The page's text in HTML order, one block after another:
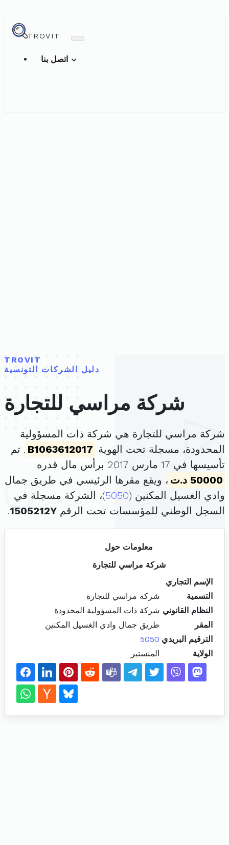
TROVIT
TROVIT
دليل الشركات التونسية
شركة مراسي للتجارة
شركة مراسي للتجارة هي شركة ذات المسؤولية
المحدودة، مسجلة تحت الهوية B1063612017 . تم
تأسيسها في 17 مارس 2017 برأس مال قدره
50000 د.ت
، ويقع مقرها الرئيسي في طريق جمال
وادي الغسيل المكنين (5050)، الشركة مسجلة في
السجل الوطني للمؤسسات تحت الرقم 1505212Y
.
معلومات حول
شركة مراسي للتجارة
الإسم التجاري
التسمية
شركة مراسي للتجارة
النظام القانوني شركة ذات المسؤولية المحدودة
المقر
طريق جمال وادي الغسيل المكنين
الترقيم البريدي 5050
الولاية
المنستير